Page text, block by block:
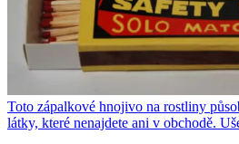
Toto zápalkové hnojivo na rostliny
látky, které nenajdete ani v obchodě.